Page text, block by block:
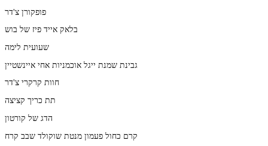
פופקורן צ'דר
בלאק אייד פיז של בוש
שעועית לימה
גבינת שמנת ייגל אוכמניות אחי איינשטיין
חוות קרקרי צ'דר
תת כריך קציצה
הדג של קורטון
קרם כחול פעמון מנטת שוקולד שבב קרח